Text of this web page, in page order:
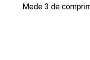
Mede 3 de